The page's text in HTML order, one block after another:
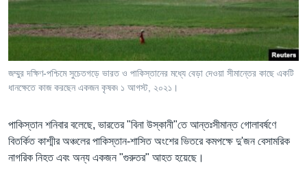
Learning English
FOLLOW US
অন্য ভাষায় ওয়েব সাইট
জম্মুর দক্ষিণ-পশ্চিমে সুচেতগড়ে ভারত ও পাকিস্তানের মধ্যে বেড়া দেওয়া সীমান্তের কাছে একটি
ধানক্ষেতে কাজ করছেন একজন কৃষক৷ ১ আগস্ট, ২০২১।
পাকিস্তান শনিবার বলেছে, ভারতের "বিনা উস্কানী"তে আন্তঃসীমান্ত গোলাবর্ষণে
বিতর্কিত কাশ্মীর অঞ্চলের পাকিস্তান-শাসিত অংশের ভিতরে কমপক্ষে দু'জন বেসামরিক
নাগরিক নিহত এবং অন্য একজন "গুরুতর" আহত হয়েছে।